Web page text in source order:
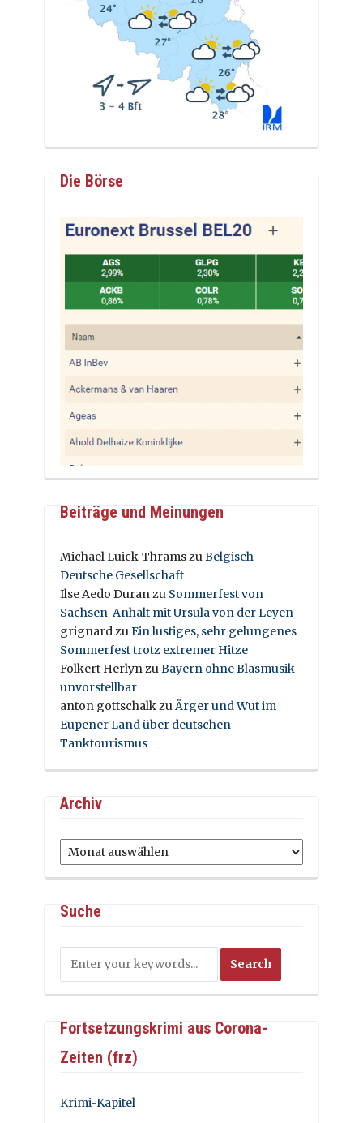
Die Börse
Beiträge und Meinungen
Michael Luick-Thrams zu Belgisch-
Deutsche Gesellschaft
Ilse Aedo Duran zu Sommerfest von
Sachsen-Anhalt mit Ursula von der Leyen
grignard zu Ein lustiges, sehr gelungenes
Sommerfest trotz extremer Hitze
Folkert Herlyn zu Bayern ohne Blasmusik
unvorstellbar
anton gottschalk zu Ärger und Wut im
Eupener Land über deutschen
Tanktourismus
Archiv
Archiv
Suche
Fortsetzungskrimi aus Corona-
Zeiten (frz)
Krimi-Kapitel